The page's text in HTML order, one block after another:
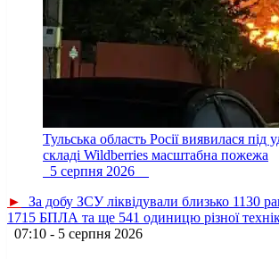
Тульська область Росії виявилася під
складі Wildberries масштабна пожежа
5 серпня 2026
►
За добу ЗСУ ліквідували близько 1130
1715 БПЛА та ще 541 одиницю різної
07:10 - 5 серпня 2026